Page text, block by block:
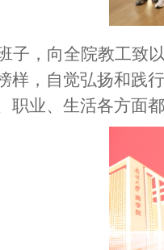
子，向全院教工致
样，自觉弘扬和践
职业、生活各方面